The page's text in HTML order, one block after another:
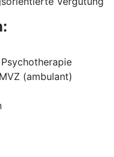
(ambulant)